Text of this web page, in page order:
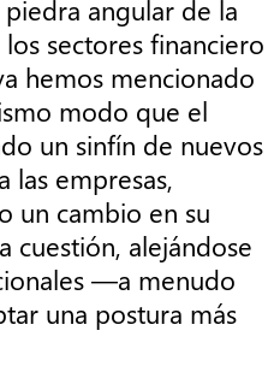
angular de la
sectores financiero
hemos mencionado
modo que el
un sinfín de nuevos
las empresas,
un cambio en su
cuestión, alejándose
—a menudo
una postura más